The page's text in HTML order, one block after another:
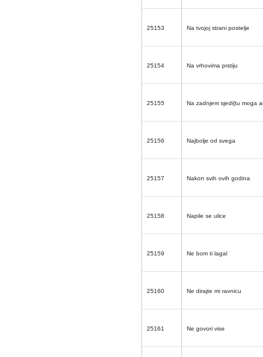
25153 Na tvojoj strani postelje
25154 Na vrhovima prstiju
25155 Na zadnjem sjedi{tu moga
25156 Najbolje od svega
25157 Nakon svih ovih godina
25158 Napile se ulice
25159 Ne bom ti lagal
25160 Ne dirajte mi ravnicu
25161 Ne govori vise